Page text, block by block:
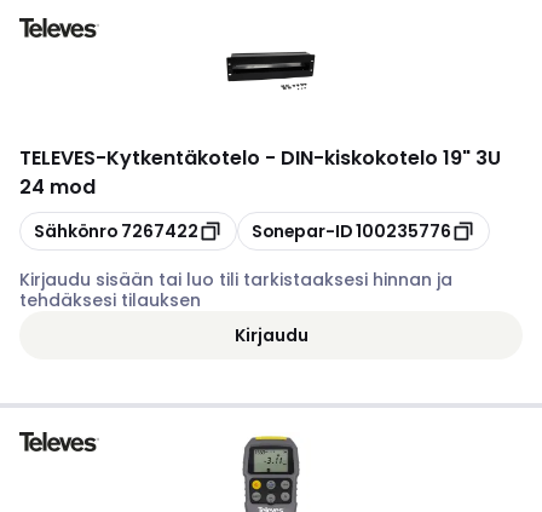
TELEVES-Kytkentäkotelo - DIN-kiskokotelo 19" 3U
24 mod
Kopioi
Sähkönro 7267422 Kopioi
Sonepar-ID100235776
Kirjaudu sisään tai luo tili tarkistaaksesi hinnan ja
tehdäksesi tilauksen
Kirjaudu